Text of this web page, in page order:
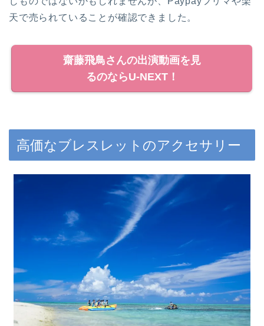
天で売られていることが確認できました。
齋藤飛鳥さんの出演動画を見
るのならU-NEXT！
高価なブレスレットのアクセサリー